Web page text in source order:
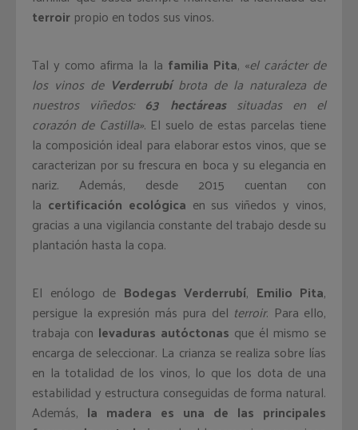
terroir propio en todos sus vinos.
Tal y como afirma la la familia Pita, «el carácter de
los vinos de Verderrubíbrota de la naturaleza de
nuestros viñedos: 63 hectáreassituadas en el
corazón de Castilla». El suelo de estas parcelas tiene
la composición ideal para elaborar estos vinos, que se
caracterizan por su frescura en boca y su elegancia en
nariz. Además, desde 2015 cuentan con
la certificación ecológica en sus viñedos y vinos,
gracias a una vigilancia constante del trabajo desde su
plantación hasta la copa.
El enólogo de Bodegas Verderrubí, Emilio Pita,
persigue la expresión más pura del terroir. Para ello,
trabaja con levaduras autóctonas que él mismo se
encarga de seleccionar. La crianza se realiza sobre lías
en la totalidad de los vinos, lo que los dota de una
estabilidad y estructura conseguidas de forma natural.
Además, la madera es una de las principales